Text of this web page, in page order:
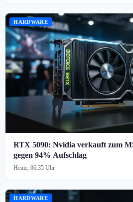
HARDWARE
RTX 5090: Nvidia verkauft zum
gegen 94% Aufschlag
Heute, 06:35 Uhr
HARDWARE